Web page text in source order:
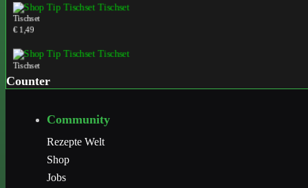
Tischset
€ 1,49
Tischset
Counter
Community
Rezepte Welt
Shop
Jobs